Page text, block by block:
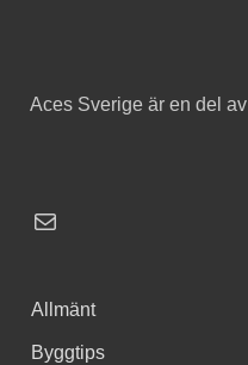
Aces Sverige är en del av
Allmänt
Byggtips